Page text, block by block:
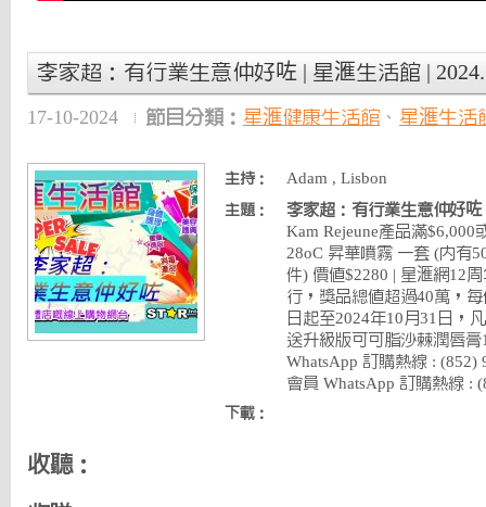
李家超：有行業生意仲好咗 | 星滙生活館 |
17-10-2024 節目分類： 星滙健康生活館、 星滙生活
主持： Adam , Lisbon
主題： 李家超：有行業生意仲好咗
Kam Rejeune產品滿
28oC 昇華噴霧 一套 (內有
件) 價值$2280 | 星滙網12
行，獎品總值超過40萬，
日起至2024年10月31日，
送升級版可可脂沙棘潤唇
WhatsApp 訂購熱線 : (852)
會員 WhatsApp 訂購熱線 :
下載：
收聽：